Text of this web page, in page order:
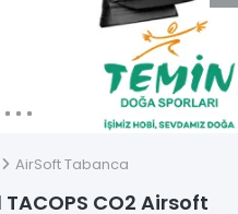
AirSoft Tabanca
TACOPS CO2 Airsoft